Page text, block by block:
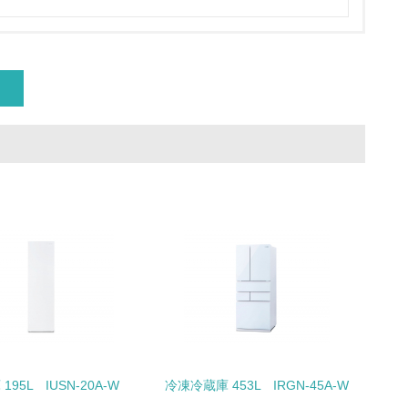
植林、天然林保護、間伐＞、認証品の
195L IUSN-20A-W 冷凍冷蔵庫 453L IRGN-45A-W